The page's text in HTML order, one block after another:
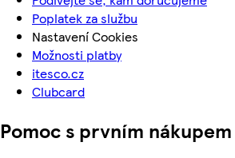
Poplatek za službu
Nastavení Cookies
Možnosti platby
itesco.cz
Clubcard
Pomoc s prvním nákupem